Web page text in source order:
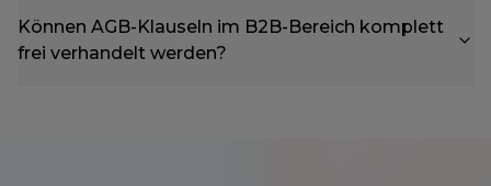
Können AGB-Klauseln im B2B-Bereich komplett
frei verhandelt werden?